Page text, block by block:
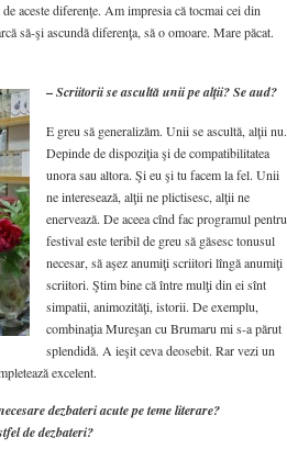
aceste diferenţe. Am impresia că tocmai cei din
să-şi ascundă diferenţa, să o omoare. Mare păcat.
–Scriitorii se ascultă unii pe alţii? Se aud?
E greu să generalizăm. Unii se ascultă, alţii nu.
Depinde de dispoziţia şi de compatibilitatea
unora sau altora. Şi eu şi tu facem la fel. Unii
ne interesează, alţii ne plictisesc, alţii ne
enervează. De aceea cînd fac programul pentru
festival este teribil de greu să găsesc tonusul
necesar, să aşez anumiţi scriitori lîngă anumiţi
scriitori. Ştim bine că între mulţi din ei sînt
simpatii, animozităţi, istorii. De exemplu,
combinaţia Mureşan cu Brumaru mi s-a părut
splendidă. A ieşit ceva deosebit. Rar vezi un
excelent.
dezbateri acute pe teme literare?
de dezbateri?